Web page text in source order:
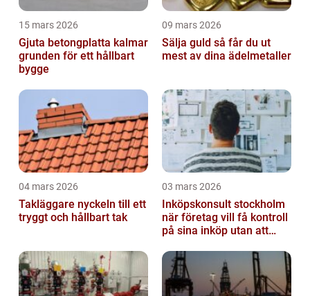
15 mars 2026
Gjuta betongplatta kalmar
grunden för ett hållbart
bygge
09 mars 2026
Sälja guld så får du ut
mest av dina ädelmetaller
04 mars 2026
Takläggare nyckeln till ett
tryggt och hållbart tak
03 mars 2026
Inköpskonsult stockholm
när företag vill få kontroll
på sina inköp utan att